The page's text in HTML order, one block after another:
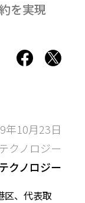
を実現
年10月23日
クノロジー
クノロジー
区、代表取